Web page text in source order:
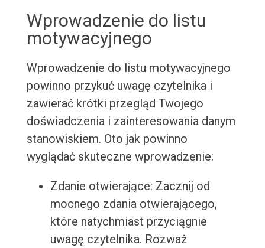
Wprowadzenie do listu
motywacyjnego
Wprowadzenie do listu motywacyjnego
powinno przykuć uwagę czytelnika i
zawierać krótki przegląd Twojego
doświadczenia i zainteresowania danym
stanowiskiem. Oto jak powinno
wyglądać skuteczne wprowadzenie:
Zdanie otwierające: Zacznij od
mocnego zdania otwierającego,
które natychmiast przyciągnie
uwagę czytelnika. Rozważ